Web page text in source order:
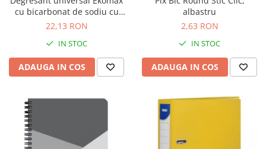
cu bicarbonat de sodiu cu
pulverizator 500ml
22,13 RON
IN STOC
ADAUGA IN COS
albastru
2,63 RON
IN STOC
ADAUGA IN COS